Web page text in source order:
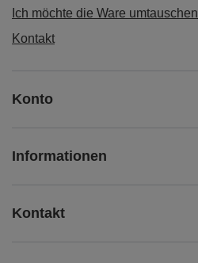
Ich möchte die Ware umtauschen
Kontakt
Konto
Informationen
Kontakt